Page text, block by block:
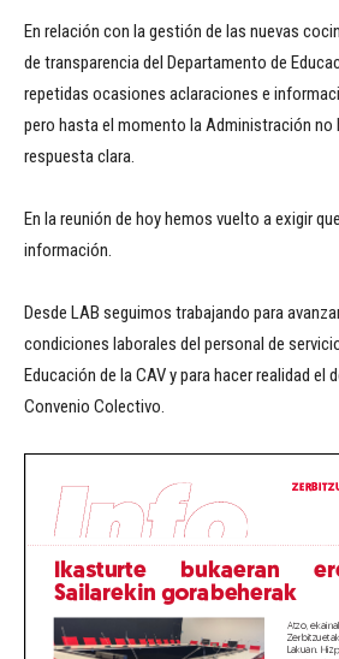
En relación con la gestión de las nuevas
de transparencia del Departamento de
repetidas ocasiones aclaraciones e
pero hasta el momento la Administración no
respuesta clara.
En la reunión de hoy hemos vuelto a exigir
información.
Desde LAB seguimos trabajando para
condiciones laborales del personal de
Educación de la CAV y para hacer realidad el
Convenio Colectivo.